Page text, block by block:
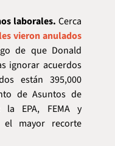
laborales. Cerca
vieron anulados
de que Donald
ignorar acuerdos
están 395,000
de Asuntos de
la EPA, FEMA y
el mayor recorte